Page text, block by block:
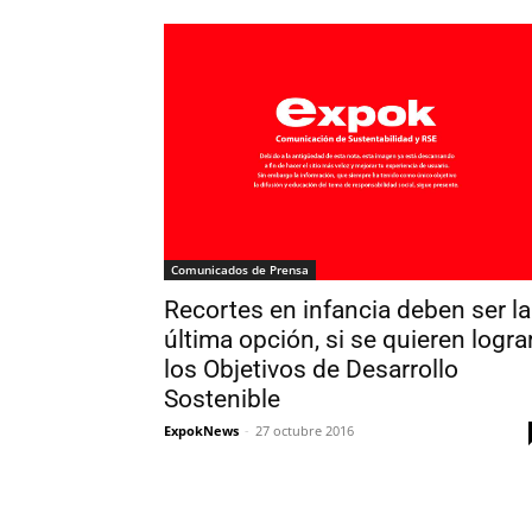
Comunicados de Prensa
Recortes en infancia deben ser la
última opción, si se quieren
los Objetivos de Desarrollo
Sostenible
ExpokNews - 27 octubre 2016